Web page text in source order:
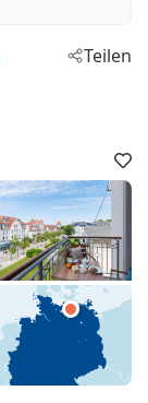
Teilen